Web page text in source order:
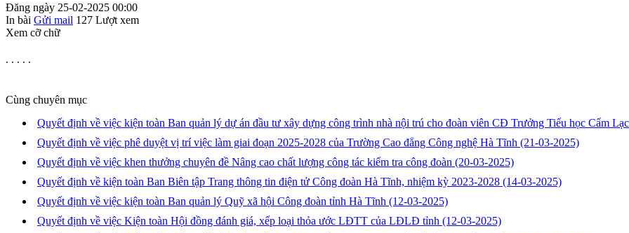
Đăng ngày 25-02-2025 00:00
In bài Gửi mail 127 Lượt xem
Xem cỡ chữ
. . . . .
Cùng chuyên mục
Quyết định về việc kiện toàn Ban quản lý dự án đầu tư xây dựng công trình nhà nội trú cho đoàn viên CĐ Trưởng Tiểu học Cẩm
Quyết định về việc phê duyệt vị trí việc làm giai đoạn 2025-2028 của Trường Cao đẳng Công nghệ Hà Tĩnh (21-03-2025)
Quyết định về việc khen thưởng chuyên đề Nâng cao chất lượng công tác kiểm tra công đoàn (20-03-2025)
Quyết định về kiện toàn Ban Biên tập Trang thông tin điện tử Công đoàn Hà Tĩnh, nhiệm kỳ 2023-2028 (14-03-2025)
Quyết định về việc kiện toàn Ban quản lý Quỹ xã hội Công đoàn tỉnh Hà Tĩnh (12-03-2025)
Quyết định về việc Kiện toàn Hội đồng đánh giá, xếp loại thỏa ước LĐTT của LĐLĐ tỉnh (12-03-2025)